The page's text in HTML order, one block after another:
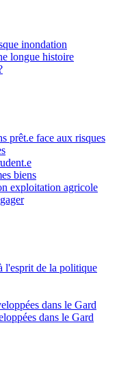
inondation
longue histoire
prêt.e face aux risques
biens
exploitation agricole
l'esprit de la politique
dans le Gard
dans le Gard